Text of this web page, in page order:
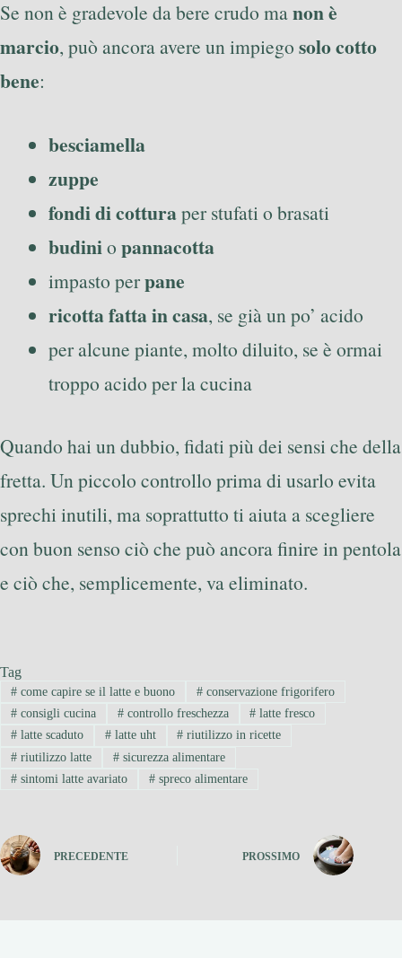
Se non è gradevole da bere crudo manon è
marcio, può ancora avere un impiego solo cotto
bene:
besciamella
zuppe
fondi di cotturaper stufati o brasati
budinio pannacotta
impasto perpane
ricotta fatta in casa, se già un po’ acido
per alcune piante, molto diluito, se è ormai
troppo acido per la cucina
Quando hai un dubbio, fidati più dei sensi che della
fretta. Un piccolo controllo prima di usarlo evita
sprechi inutili, ma soprattutto ti aiuta a scegliere
con buon senso ciò che può ancora finire in pentola
e ciò che, semplicemente, va eliminato.
Tag
#come capire se il latte e buono #conservazione frigorifero
#consigli cucina #controllo freschezza # latte fresco
#latte scaduto #latte uht # riutilizzo in ricette
#riutilizzo latte #sicurezza alimentare
#sintomi latte avariato #spreco alimentare
PRECEDENTE PROSSIMO